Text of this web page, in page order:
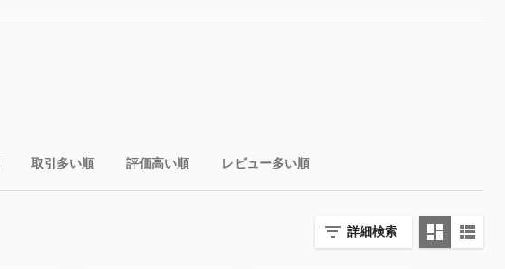
取引多い順 評価高い順 レビュー多い順
詳細検索